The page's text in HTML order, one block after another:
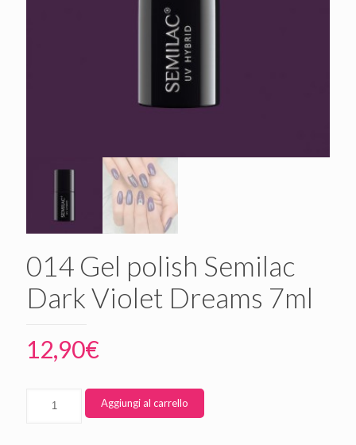
014 Gel polish Semilac
Dark Violet Dreams 7ml
12,90€
Aggiungi al carrello